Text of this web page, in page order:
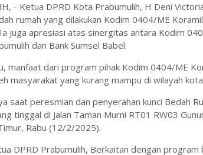
- Ketua DPRD Kota Prabumulih, H Deni
rumah yang dilakukan Kodim 0404/ME
juga apresiasi atas sinergitas antara Kodim
dan Bank Sumsel Babel.
manfaat dari program pihak Kodim 0404/ME
masyarakat yang kurang mampu di wilayah
saat peresmian dan penyerahan kunci Bedah
tinggal di Jalan Taman Murni RT01 RW03
Rabu (12/2/2025).
DPRD Prabumulih, Berkaitan dengan